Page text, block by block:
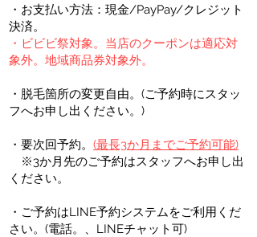
​・お支払い方法：現金/PayPay/クレジット
決済。
・ビビビ祭対象。当店のクーポンは適応対
象外。地域商品券対象外。
​・脱毛箇所の変更自由。(ご予約時にスタッ
フへお申し出ください。)
・要次回予約。 (最長3か月までご予約可能)
​ ※3か月先のご予約はスタッフへお申し出
ください。
・ご予約はLINE予約システムをご利用くだ
さい。(電話。、LINEチャット可)